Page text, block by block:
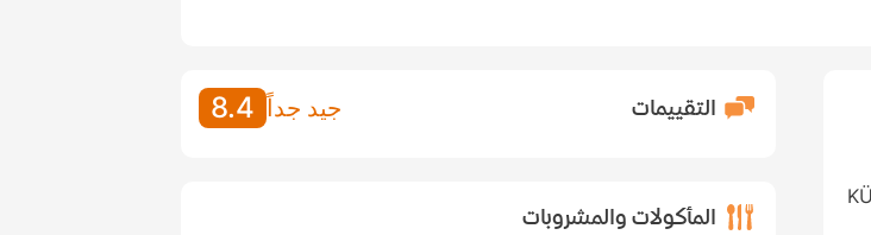
التقييمات جيد جداً 8.4
المأكولات والمشروبات